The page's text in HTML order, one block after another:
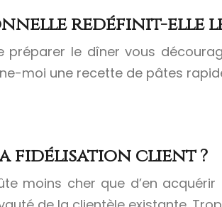
redéfinit-elle
préparer le dîner vous
moi une recette de pâtes
fidélisation client ?
cher que d’en acquérir